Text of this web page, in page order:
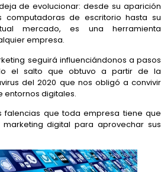
de evolucionar: desde su aparición
computadoras de escritorio hasta su
mercado, es una herramienta
empresa.
seguirá influenciándonos a pasos
el salto que obtuvo a partir de la
del 2020 que nos obligó a convivir
entornos digitales.
falencias que toda empresa tiene que
digital para aprovechar sus